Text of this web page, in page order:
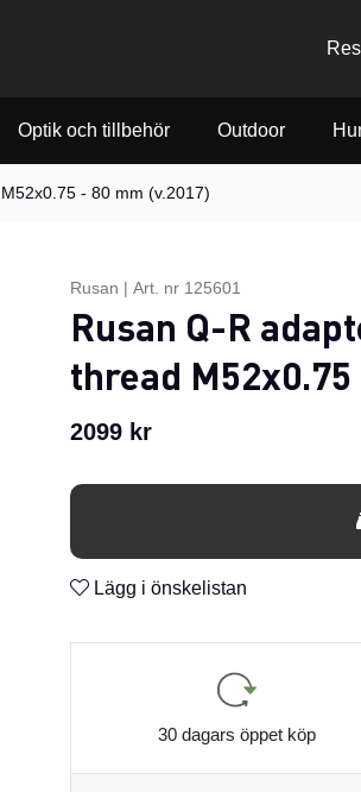
Optik och tillbehör Outdoor
- 80 mm (v.2017)
Rusan | Art. nr 125601
Rusan Q-R
thread
2099 kr
Lägg i önskelistan
30 dagars öppet köp